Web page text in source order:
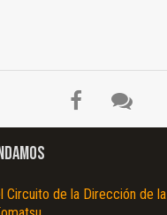
Circuito de la Dirección de